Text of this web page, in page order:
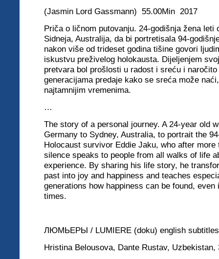
(Jasmin Lord Gassmann) 55.00Min 2017
Priča o ličnom putovanju. 24-godišnja žena leti
Sidneja, Australija, da bi portretisala 94-
nakon više od trideset godina tišine govori
iskustvu preživelog holokausta. Dijeljenjem
pretvara bol prošlosti u radost i sreću i naročito
generacijama predaje kako se sreća može
najtamnijim vremenima.
…
The story of a personal journey. A 24-year old
Germany to Sydney, Australia, to portrait the
Holocaust survivor Eddie Jaku, who after
silence speaks to people from all walks of life
experience. By sharing his life story, he
past into joy and happiness and teaches
generations how happiness can be found, even
times.
ЛЮМЬЕРЫ / LUMIERE (doku) english subtitles
Hristina Belousova, Dante Rustav, Uzbekistan,